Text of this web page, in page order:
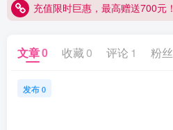
充值限时巨惠，最高赠送700元！
文章0 收藏 0 评论 1 粉丝
发布 0